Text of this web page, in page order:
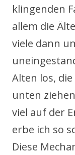
klingenden
allem die
viele dann
Alten los,
unten
viel auf der
erbe ich so
Diese